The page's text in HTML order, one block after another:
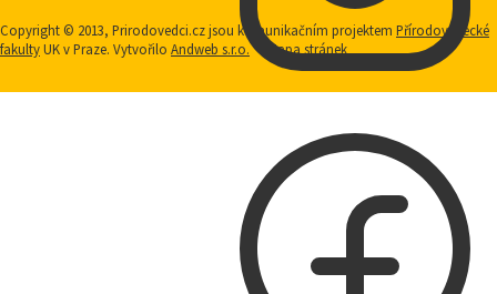
Copyright © 2013, Prirodovedci.cz jsou komunikačním projektem Přírodovědecké
fakultyUK v Praze. Vytvořilo Andweb s.r.o. Mapa stránek